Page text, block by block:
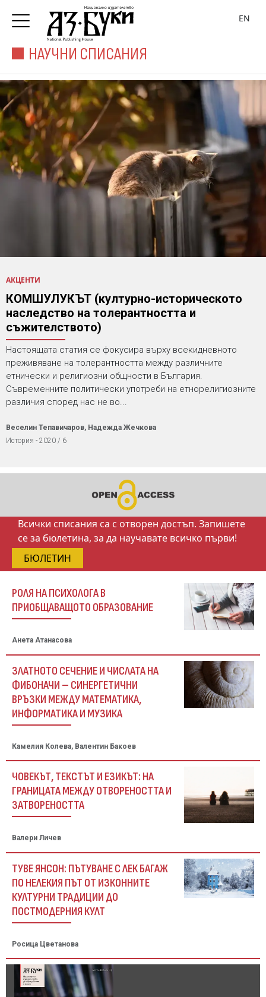
НАУЧНИ СПИСАНИЯ
EN
АКЦЕНТИ
КОМШУЛУКЪТ (културно-историческото
наследство на толерантността и
съжителството)
Настоящата статия се фокусира върху всекидневното
преживяване на толерантността между различните
етнически и религиозни общности в България.
Съвременните политически употреби на етнорелигиозните
различия според нас не во...
Веселин Тепавичаров, Надежда Жечкова
История - 2020 / 6
Всички списания са с отворен достъп. Запишете
се за бюлетина, за да научавате всичко първи!
БЮЛЕТИН
РОЛЯ НА ПСИХОЛОГА В
ПРИОБЩАВАЩОТО ОБРАЗОВАНИЕ
Анета Атанасова
ЗЛАТНОТО СЕЧЕНИЕ И ЧИСЛАТА НА
ФИБОНАЧИ – СИНЕРГЕТИЧНИ
ВРЪЗКИ МЕЖДУ МАТЕМАТИКА,
ИНФОРМАТИКА И МУЗИКА
Камелия Колева, Валентин Бакоев
ЧОВЕКЪТ, ТЕКСТЪТ И ЕЗИКЪТ: НА
ГРАНИЦАТА МЕЖДУ ОТВОРЕНОСТТА И
ЗАТВОРЕНОСТТА
Валери Личев
ТУВЕ ЯНСОН: ПЪТУВАНЕ С ЛЕК БАГАЖ
ПО НЕЛЕКИЯ ПЪТ ОТ ИЗКОННИТЕ
КУЛТУРНИ ТРАДИЦИИ ДО
ПОСТМОДЕРНИЯ КУЛТ
Росица Цветанова